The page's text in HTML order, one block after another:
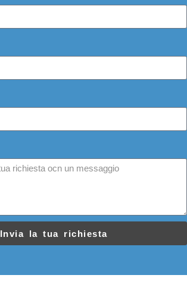
Invia la tua richiesta